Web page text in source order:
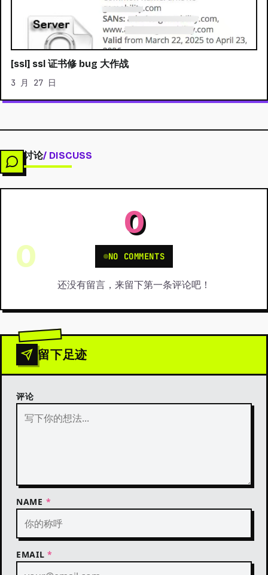
[ssl] ssl 证书修 bug 大作战
3 月 27 日
讨论/ DISCUSS
0
0
NO COMMENTS
还没有留言，来留下第一条评论吧！
留下足迹
评论
NAME *
EMAIL*